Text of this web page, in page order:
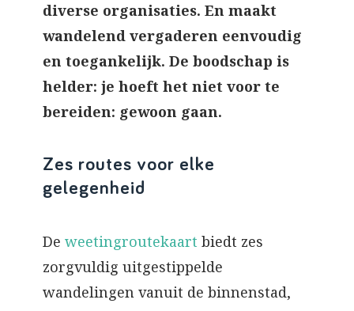
diverse organisaties. En maakt
wandelend vergaderen eenvoudig
en toegankelijk. De boodschap is
helder: je hoeft het niet voor te
bereiden: gewoon gaan.
Zes routes voor elke
gelegenheid
De weetingroutekaart biedt zes
zorgvuldig uitgestippelde
wandelingen vanuit de binnenstad,